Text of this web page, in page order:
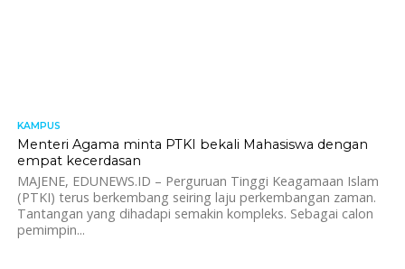
KAMPUS
Menteri Agama minta PTKI bekali Mahasiswa dengan
empat kecerdasan
MAJENE, EDUNEWS.ID – Perguruan Tinggi Keagamaan Islam
(PTKI) terus berkembang seiring laju perkembangan zaman.
Tantangan yang dihadapi semakin kompleks. Sebagai calon
pemimpin...